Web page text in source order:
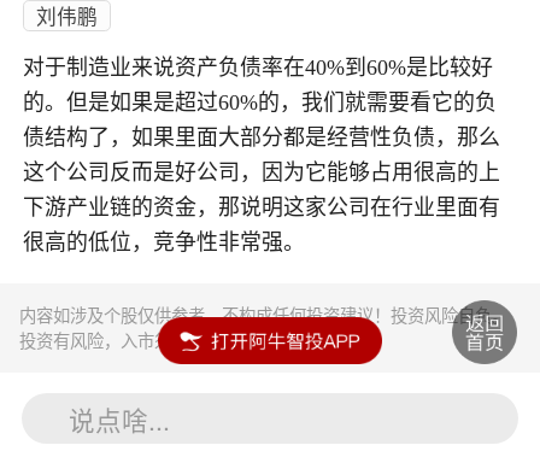
刘伟鹏
对于制造业来说资产负债率在40%到60%是比较好
的。但是如果是超过60%的，我们就需要看它的负
债结构了，如果里面大部分都是经营性负债，那么
这个公司反而是好公司，因为它能够占用很高的上
下游产业链的资金，那说明这家公司在行业里面有
很高的低位，竞争性非常强。
内容如涉及个股仅供参考，不构成任何投资建议！投资风险自负。
投资有风险，入市须谨慎。
说点啥...